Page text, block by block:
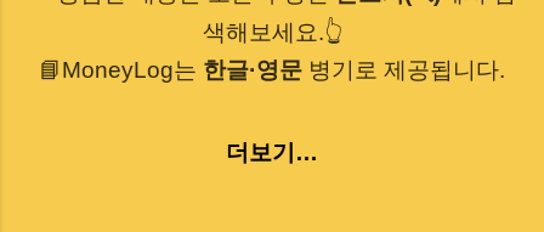
색해보세요.👆
📘MoneyLog는 한글·영문 병기로 제공됩니다.
더보기…